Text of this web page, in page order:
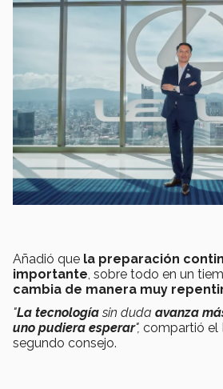
Añadió que la preparación
importante, sobre todo en un
cambia de manera muy
"La tecnologíasin duda avanza
uno pudiera esperar", compartió el
segundo consejo.